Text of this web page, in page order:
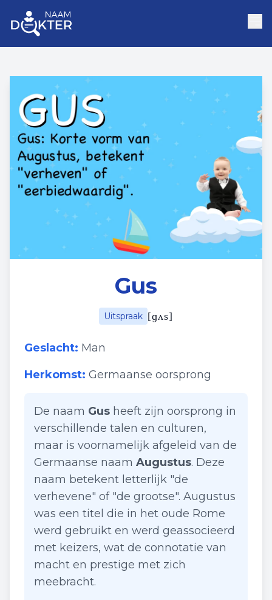
Gus
Uitspraak [ɡʌs]
Geslacht: Man
Herkomst: Germaanse oorsprong
De naam Gus heeft zijn oorsprong in
verschillende talen en culturen,
maar is voornamelijk afgeleid van de
Germaanse naam Augustus. Deze
naam betekent letterlijk "de
verhevene" of "de grootse". Augustus
was een titel die in het oude Rome
werd gebruikt en werd geassocieerd
met keizers, wat de connotatie van
macht en prestige met zich
meebracht.